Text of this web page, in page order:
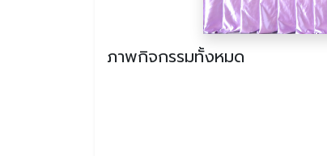
ภาพกิจกรรมทั้งหมด